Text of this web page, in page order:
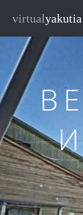
virtualyakutia